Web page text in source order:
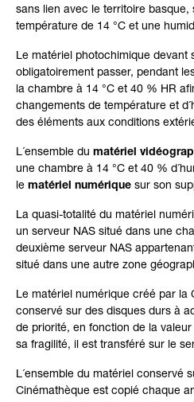
sans lien avec le territoire basque,
température de 14 °C et une
Le matériel photochimique devant
obligatoirement passer, pendant
la chambre à 14 °C et 40 % HR
changements de température et
des éléments aux conditions
L´ensemble du matériel
une chambre à 14 °C et 40 %
le matériel numérique sur son
La quasi-totalité du matériel
un serveur NAS situé dans une
deuxième serveur NAS
situé dans une autre zone
Le matériel numérique créé par la
conservé sur des disques durs à
de priorité, en fonction de la
sa fragilité, il est transféré sur le
L´ensemble du matériel conservé
Cinémathèque est copié chaque